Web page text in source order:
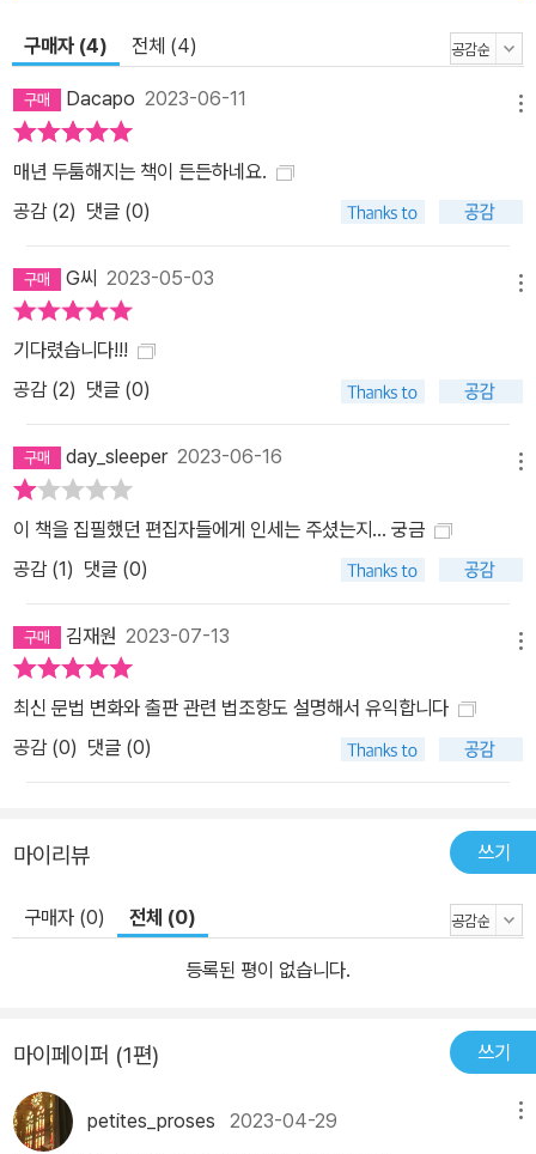
구매자 (4) 전체 (4)
Dacapo 2023-06-11
매년 두툼해지는 책이 든든하네요.
공감 (2) 댓글 (0)
G씨 2023-05-03
기다렸습니다!!!
공감 (2) 댓글 (0)
day_sleeper2023-06-16
이 책을 집필했던 편집자들에게 인세는 주셨는지... 궁금
공감 (1) 댓글 (0)
김재원 2023-07-13
최신 문법 변화와 출판 관련 법조항도 설명해서 유익합니다
공감 (0) 댓글 (0)
마이리뷰 쓰기
구매자 (0) 전체 (0)
등록된 평이 없습니다.
마이페이퍼 (1편) 쓰기
petites_proses 2023-04-29